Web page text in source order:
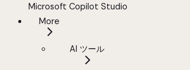
Microsoft Copilot Studio
More
AI ツール